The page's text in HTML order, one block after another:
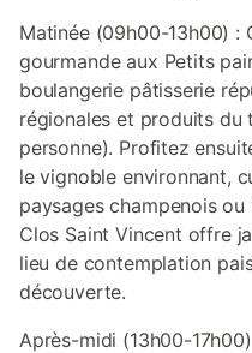
Matinée (09h00-13h00) :
gourmande aux Petits
boulangerie pâtisserie
régionales et produits
personne). Profitez
le vignoble environnant,
paysages champenois
Clos Saint Vincent offre
lieu de contemplation
découverte.
Après-midi (13h00-